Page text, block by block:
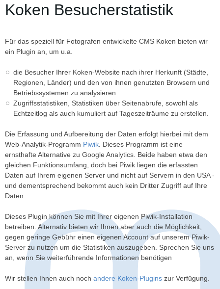
Koken Besucherstatistik
Für das speziell für Fotografen entwickelte CMS Koken bieten wir
ein Plugin an, um u.a.
die Besucher Ihrer Koken-Website nach ihrer Herkunft (Städte,
Regionen, Länder) und den von ihnen genutzten Browsern und
Betriebssystemen zu analysieren
Zugriffsstatistiken, Statistiken über Seitenabrufe, sowohl als
Echtzeitlog als auch kumuliert auf Tageszeiträume zu erstellen.
Die Erfassung und Aufbereitung der Daten erfolgt hierbei mit dem
Web-Analytik-Programm Piwik . Dieses Programm ist eine
ernsthafte Alternative zu Google Analytics. Beide haben etwa den
gleichen Funktionsumfang, doch bei Piwik liegen die erfassten
Daten auf Ihrem eigenen Server und nicht auf Servern in den USA -
und dementsprechend bekommt auch kein Dritter Zugriff auf Ihre
Daten.
Dieses Plugin können Sie mit Ihrer eigenen Piwik-Installation
betreiben. Alternativ bieten wir Ihnen aber auch die Möglichkeit,
gegen geringe Gebühr einen eigenen Account auf unserem Piwik-
Server zu nutzen um die Statistiken auszugeben. Sprechen Sie uns
an, wenn Sie weiterführende Informationen benötigen
Wir stellen Ihnen auch noch andere Koken-Plugins zur Verfügung.